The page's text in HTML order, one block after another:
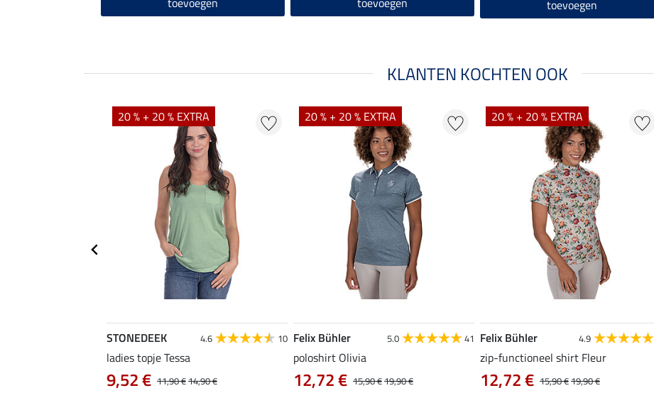
toevoegen
KLANTEN KOCHTEN OOK
20 % + 20 % EXTRA
STONEDEEK 4.6 10
ladies topje Tessa
11,90 €14,90 €
9,52 €
20 % + 20 % EXTRA
Felix Bühler 5.0 41
poloshirt Olivia
15,90 €19,90 €
12,72 €
20 % + 20 % EXTRA
Felix Bühler 4.9
zip-functioneel shirt Fleur
15,90 €19,90 €
12,72 €